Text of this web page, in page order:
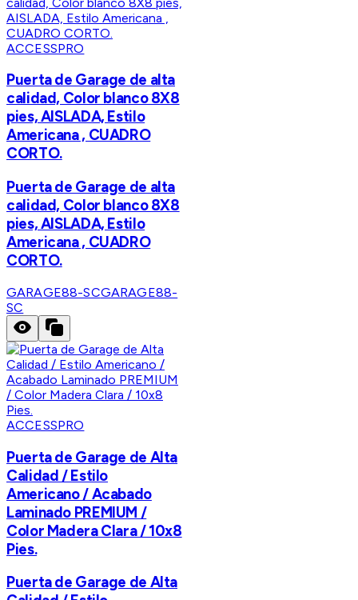
ACCESSPRO
Puerta de Garage de alta
calidad, Color blanco 8X8
pies, AISLADA, Estilo
Americana , CUADRO
CORTO.
Puerta de Garage de alta
calidad, Color blanco 8X8
pies, AISLADA, Estilo
Americana , CUADRO
CORTO.
GARAGE88-SCGARAGE88-
SC
ACCESSPRO
Puerta de Garage de Alta
Calidad / Estilo
Americano / Acabado
Laminado PREMIUM /
Color Madera Clara / 10x8
Pies.
Puerta de Garage de Alta